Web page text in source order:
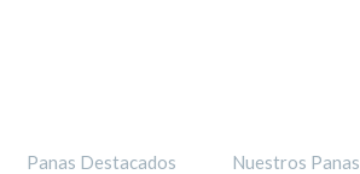
Panas Destacados Nuestros Panas